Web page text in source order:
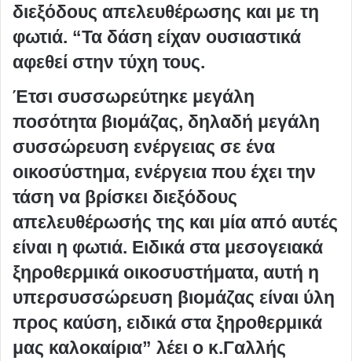
διεξόδους απελευθέρωσης και με τη
φωτιά. “Τα δάση είχαν ουσιαστικά
αφεθεί στην τύχη τους.
Έτσι συσσωρεύτηκε μεγάλη
ποσότητα βιομάζας, δηλαδή μεγάλη
συσσώρευση ενέργειας σε ένα
οικοσύστημα, ενέργεια που έχει την
τάση να βρίσκει διεξόδους
απελευθέρωσής της και μία από αυτές
είναι η φωτιά. Ειδικά στα μεσογειακά
ξηροθερμικά οικοσυστήματα, αυτή η
υπερσυσσώρευση βιομάζας είναι ύλη
προς καύση, ειδικά στα ξηροθερμικά
μας καλοκαίρια” λέει ο κ.Γαλλής